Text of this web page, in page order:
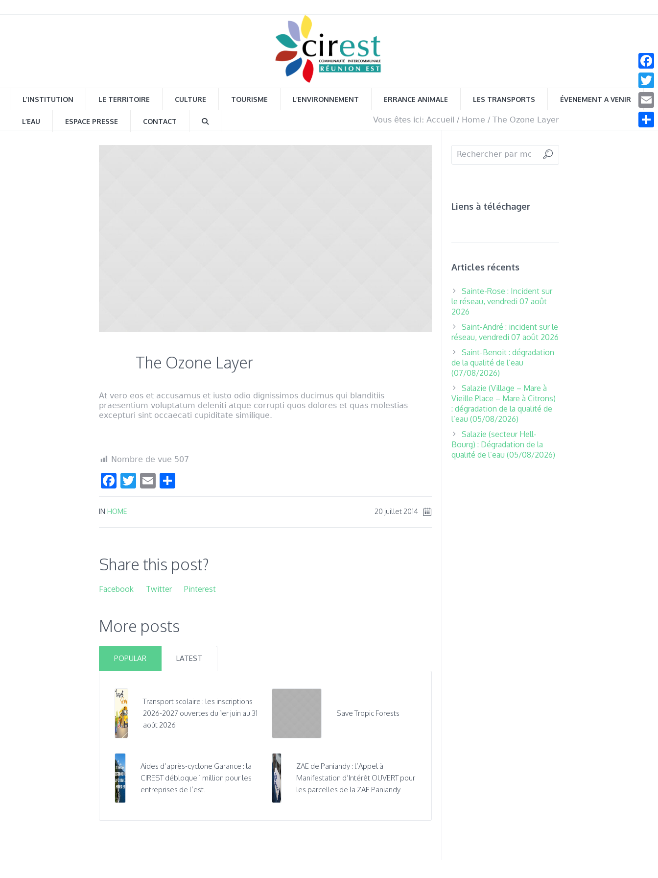
L’INSTITUTION LE TERRITOIRE CULTURE TOURISME L’ENVIRONNEMENT ERRANCE ANIMALE LES TRANSPORTS ÉVENEMENT A VENIR
L’EAU ESPACE PRESSE CONTACT Vous êtes ici: Accueil / Home / The Ozone Layer
The Ozone Layer
At vero eos et accusamus et iusto odio dignissimos ducimus qui blanditiis
praesentium voluptatum deleniti atque corrupti quos dolores et quas molestias
excepturi sint occaecati cupiditate similique.
Nombre de vue 507
Facebook
Twitter
Email
20 juillet 2014
IN HOME
Share this post?
Facebook Twitter Pinterest
More posts
POPULAR LATEST
Transport scolaire : les inscriptions
2026-2027 ouvertes du 1er juin au 31
août 2026
Save Tropic Forests
Aides d’après-cyclone Garance : la
CIREST débloque 1 million pour les
entreprises de l’est.
ZAE de Paniandy : l’Appel à
Manifestation d’Intérêt OUVERT pour
les parcelles de la ZAE Paniandy
Liens à téléchager
Articles récents
Sainte-Rose : Incident sur
le réseau, vendredi 07 août
2026
Saint-André : incident sur le
réseau, vendredi 07 août 2026
Saint-Benoit : dégradation
de la qualité de l’eau
(07/08/2026)
Salazie (Village – Mare à
Vieille Place – Mare à Citrons)
: dégradation de la qualité de
l’eau (05/08/2026)
Salazie (secteur Hell-
Bourg) : Dégradation de la
qualité de l’eau (05/08/2026)
Email